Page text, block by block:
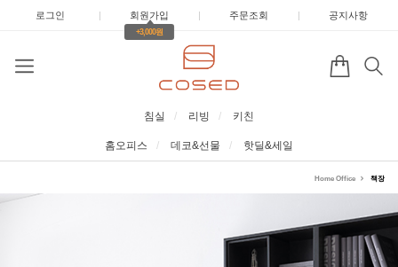
로그인 | 회원가입 |
+3,000원
주문조회 | 공지사항
침실 리빙 키친
홈오피스 데코&선물 핫딜&세일
Home Office 책장